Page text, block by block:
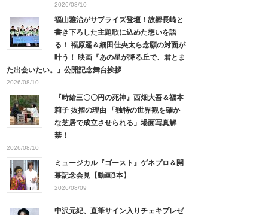
2026/08/10
福山雅治がサプライズ登壇！故郷長崎と
書き下ろした主題歌に込めた想いを語
る！ 福原遥＆細田佳央太ら念願の対面が
叶う！ 映画『あの星が降る丘で、君とま
た出会いたい。』公開記念舞台挨拶
2026/08/10
『時給三〇〇円の死神』西畑大吾＆福本
莉子 抜擢の理由 「独特の世界観を確か
な芝居で成立させられる」場面写真解
禁！
2026/08/10
ミュージカル『ゴースト』ゲネプロ＆開
幕記念会見【動画3本】
2026/08/09
中沢元紀、直筆サイン入りチェキプレゼ